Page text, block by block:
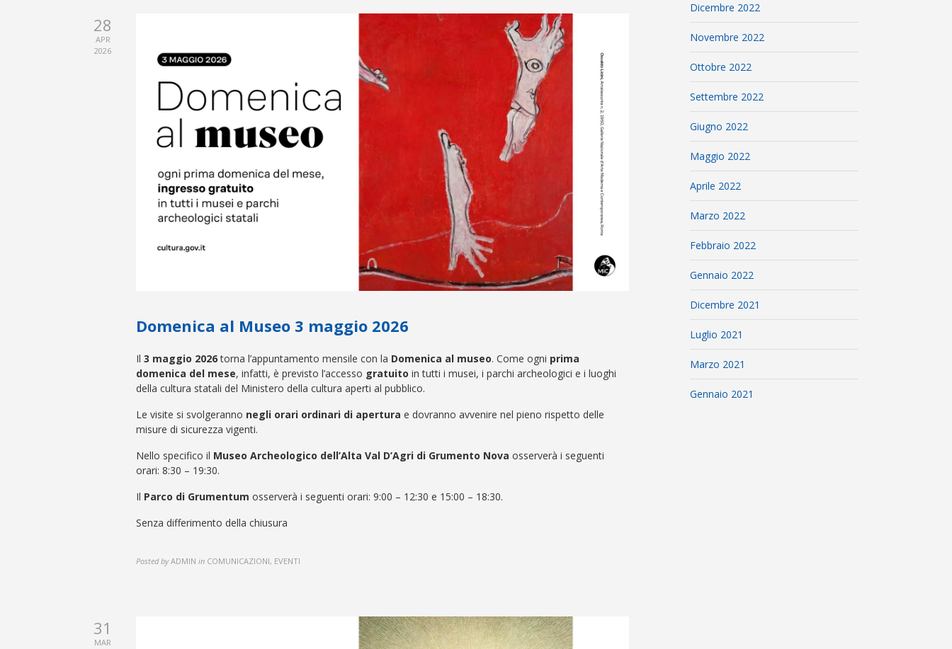
28
APR
2026
Domenica al Museo 3 maggio 2026
Il 3 maggio 2026 torna l’appuntamento mensile con la Domenica al museo. Come ogni prima
domenica del mese, infatti, è previsto l’accesso gratuito in tutti i musei, i parchi archeologici e i luoghi
della cultura statali del Ministero della cultura aperti al pubblico.
Le visite si svolgeranno negli orari ordinari di apertura e dovranno avvenire nel pieno rispetto delle
misure di sicurezza vigenti.
Nello specifico il Museo Archeologico dell’Alta Val D’Agri di Grumento Nova osserverà i seguenti
orari: 8:30 – 19:30.
Il Parco di Grumentum osserverà i seguenti orari: 9:00 – 12:30 e 15:00 – 18:30.
Senza differimento della chiusura
Posted by ADMIN in COMUNICAZIONI, EVENTI
31
MAR
Dicembre 2022
Novembre 2022
Ottobre 2022
Settembre 2022
Giugno 2022
Maggio 2022
Aprile 2022
Marzo 2022
Febbraio 2022
Gennaio 2022
Dicembre 2021
Luglio 2021
Marzo 2021
Gennaio 2021